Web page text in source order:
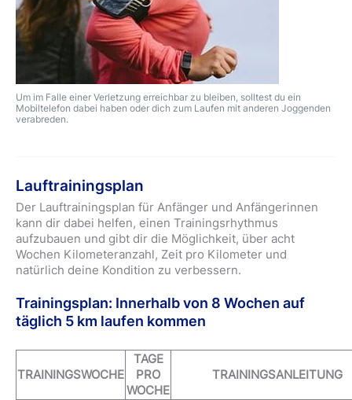
Um im Falle einer Verletzung erreichbar zu bleiben, solltest du ein
Mobiltelefon dabei haben oder dich zum Laufen mit anderen Joggenden
verabreden.
Lauftrainingsplan
Der Lauftrainingsplan für Anfänger und Anfängerinnen
kann dir dabei helfen, einen Trainingsrhythmus
aufzubauen und gibt dir die Möglichkeit, über acht
Wochen Kilometeranzahl, Zeit pro Kilometer und
natürlich deine Kondition zu verbessern.
Trainingsplan: Innerhalb von 8 Wochen auf
täglich 5 km laufen kommen
TRAININGSWOCHE
TAGE
PRO
WOCHE
TRAININGSANLEITUNG